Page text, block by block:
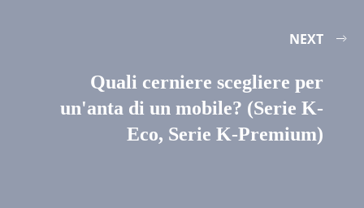
NEXT
Quali cerniere scegliere per
un'anta di un mobile? (Serie K-
Eco, Serie K-Premium)